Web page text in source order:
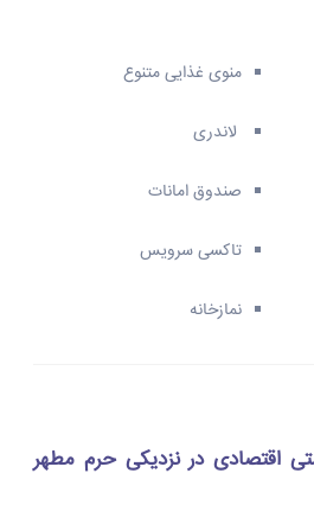
منوی غذایی متنوع
لاندری
صندوق امانات
تاکسی سرویس
نمازخانه
اقتصادی در نزدیکی حرم مطهر